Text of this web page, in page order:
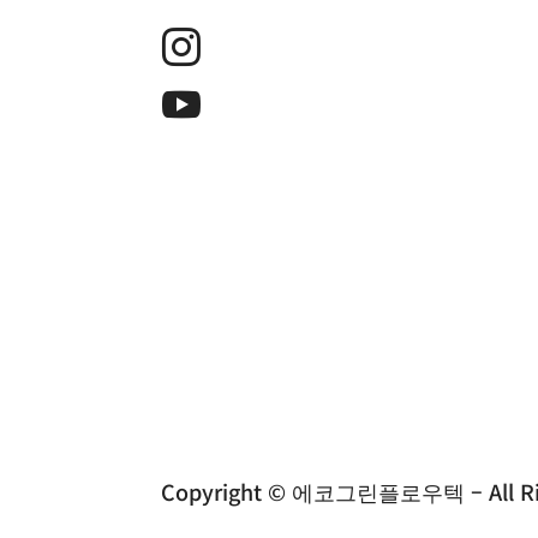


Copyright © 에코그린플로우텍 – All